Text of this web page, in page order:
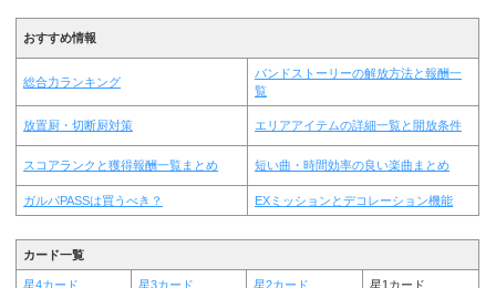
おすすめ情報
総合力ランキング
バンドストーリーの解放方法と報酬一
覧
放置厨・切断厨対策 エリアアイテムの詳細一覧と開放条件
スコアランクと獲得報酬一覧まとめ 短い曲・時間効率の良い楽曲まとめ
ガルパPASSは買うべき？ EXミッションとデコレーション機能
カード一覧
星4カード 星3カード 星2カード 星1カード